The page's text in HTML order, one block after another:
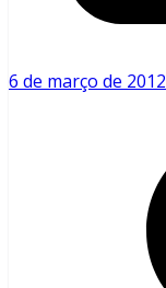
6 de março de 2012